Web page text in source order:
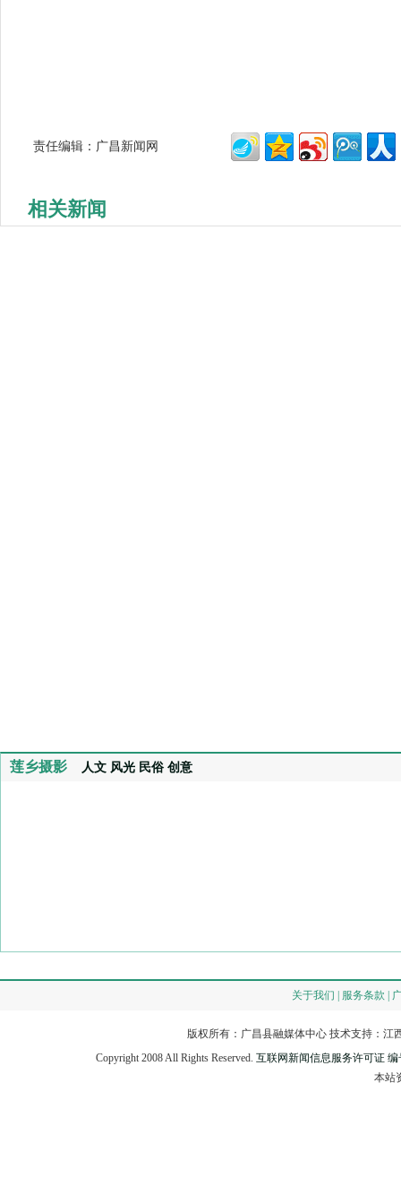
责任编辑：广昌新闻网
相关新闻
莲乡摄影 人文 风光 民俗 创意
关于我们 | 服务条款 |
版权所有：广昌县融媒体中心 技术支持：江
Copyright 2008 All Rights Reserved.互联网新闻信息服务许可证 编
本站